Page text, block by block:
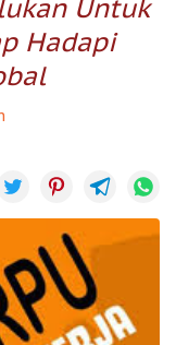
Untuk
Hadapi